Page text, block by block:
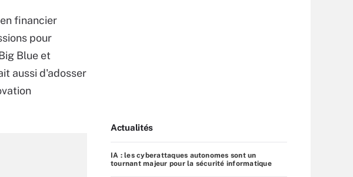
financier
pour
Blue et
aussi d'adosser
Actualités
IA : les cyberattaques autonomes sont un
tournant majeur pour la sécurité informatique